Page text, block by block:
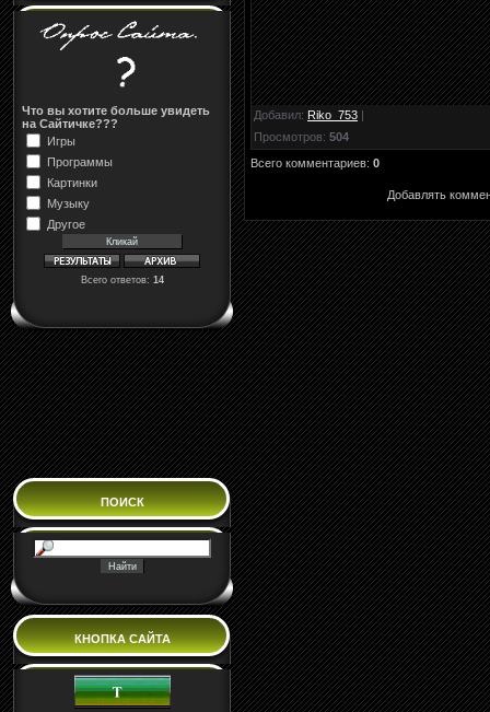
Что вы хотите больше увидеть
на Сайтичке???
Игры
Программы
Картинки
Музыку
Другое
Всего ответов: 14
ПОИСК
КНОПКА САЙТА
Добавил: Riko_753 |
Просмотров: 504
Всего комментариев: 0
Добавлять